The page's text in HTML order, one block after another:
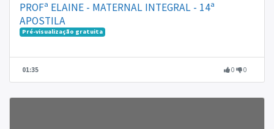
PROFª ELAINE - MATERNAL INTEGRAL - 14ª
APOSTILA
Pré-visualização gratuita
01:35 0 0